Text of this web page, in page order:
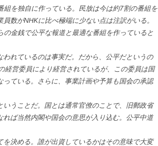
を独自に作っている。民放は今は約7割の番組を
数がNHKに比べ極端に少ない点は注訳がいる。
金銭で公平な報道と最適な番組を作っていると
れているのは事実だ。だから、公平だというの
経営委員により経営されているが、この委員は国
ている。さらに、事業計画や予算も国会の承認
うことだ。国とは通常官僚のことで、旧郵政省
ば当然内閣や国会の意思が入り込む。公平中道
決める。誰が出資しているかはその意味で大変